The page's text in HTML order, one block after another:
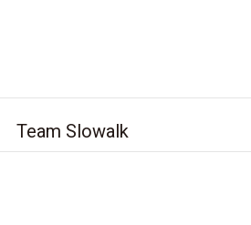
Team Slowalk